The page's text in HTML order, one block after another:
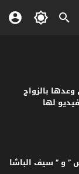
أن وعدها بالزواج
لها
” و ” سيف الباشا